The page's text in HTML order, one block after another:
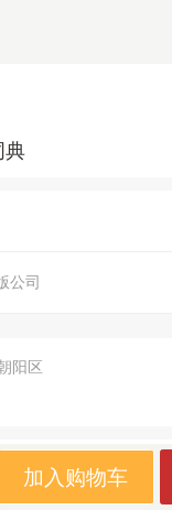
典
公司
阳区
加入购物车